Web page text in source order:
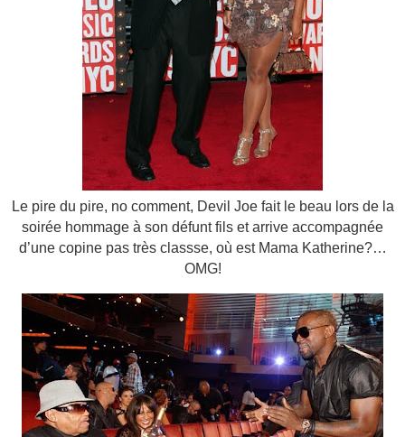
Le pire du pire, no comment, Devil Joe fait le beau lors de la
soirée hommage à son défunt fils et arrive accompagnée
d’une copine pas très classse, où est Mama Katherine?…
OMG!